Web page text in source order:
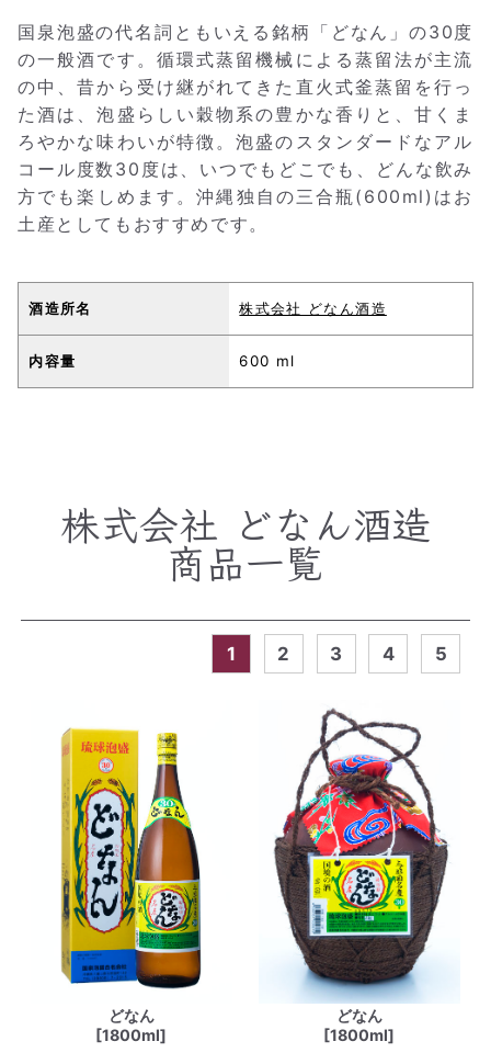
国泉泡盛の代名詞ともいえる銘柄「どなん」の30度
の一般酒です。循環式蒸留機械による蒸留法が主流
の中、昔から受け継がれてきた直火式釜蒸留を行っ
た酒は、泡盛らしい穀物系の豊かな香りと、甘くま
ろやかな味わいが特徴。泡盛のスタンダードなアル
コール度数30度は、いつでもどこでも、どんな飲み
方でも楽しめます。沖縄独自の三合瓶(600ml)はお
土産としてもおすすめです。
酒造所名 株式会社 どなん酒造
内容量 600 ml
株式会社 どなん酒造
商品一覧
1 2 3 4 5
どなん
[1800ml]
どなん
[1800ml]